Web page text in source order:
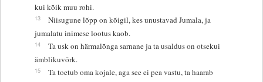
kui kõik muu rohi.
13
Niisugune lõpp on kõigil, kes unustavad Jumala, ja
jumalatu inimese lootus kaob.
14
Ta usk on härmalõnga sarnane ja ta usaldus on otsekui
ämblikuvõrk.
15
Ta toetub oma kojale, aga see ei pea vastu, ta haarab